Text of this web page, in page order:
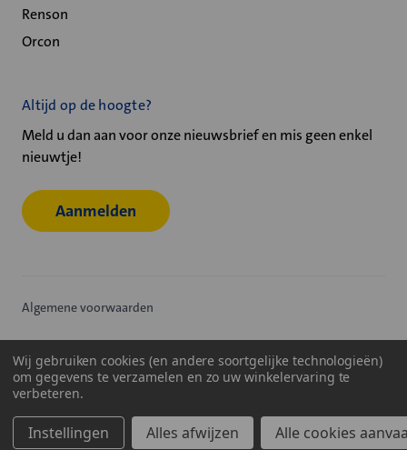
Renson
Orcon
Altijd op de hoogte?
Meld u dan aan voor onze nieuwsbrief en mis geen enkel
nieuwtje!
Aanmelden
Algemene voorwaarden
Cookiebeleid
Wij gebruiken cookies (en andere soortgelijke technologieën)
om gegevens te verzamelen en zo uw winkelervaring te
verbeteren.
Instellingen Alles afwijzen Alle cookies